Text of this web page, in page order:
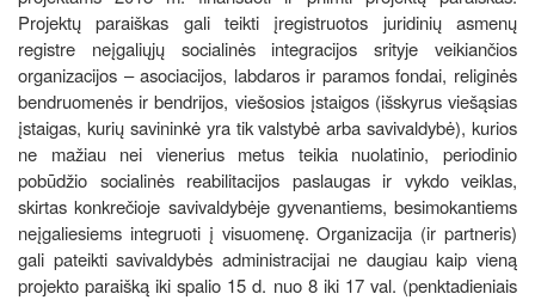
Projektų paraiškas gali teikti įregistruotos juridinių asmenų
registre neįgaliųjų socialinės integracijos srityje veikiančios
organizacijos – asociacijos, labdaros ir paramos fondai, religinės
bendruomenės ir bendrijos, viešosios įstaigos (išskyrus viešąsias
įstaigas, kurių savininkė yra tik valstybė arba savivaldybė), kurios
ne mažiau nei vienerius metus teikia nuolatinio, periodinio
pobūdžio socialinės reabilitacijos paslaugas ir vykdo veiklas,
skirtas konkrečioje savivaldybėje gyvenantiems, besimokantiems
neįgaliesiems integruoti į visuomenę. Organizacija (ir partneris)
gali pateikti savivaldybės administracijai ne daugiau kaip vieną
projekto paraišką iki spalio 15 d. nuo 8 iki 17 val. (penktadieniais